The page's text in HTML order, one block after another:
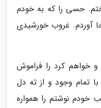
حسی را که به خودم
آوردم. غروب خورشیدی
خواهم کرد را فراموش
تمام وجود و از ته دل
خودم نوشتم را همواره